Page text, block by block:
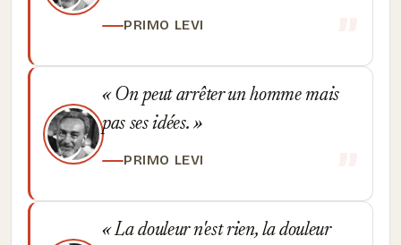
PRIMO LEVI
On peut arrêter un homme mais
pas ses idées.
PRIMO LEVI
La douleur n'est rien, la douleur